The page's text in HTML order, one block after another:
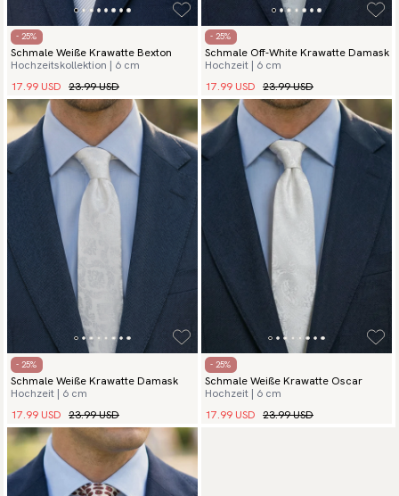
- 25%
Schmale Weiße Krawatte Bexton
Hochzeitskollektion | 6 cm
17.99 USD 23.99 USD
- 25%
Schmale Off-White Krawatte Damask
Hochzeit | 6 cm
17.99 USD 23.99 USD
- 25%
Schmale Weiße Krawatte Damask
Hochzeit | 6 cm
17.99 USD 23.99 USD
- 25%
Schmale Weiße Krawatte Oscar
Hochzeit | 6 cm
17.99 USD 23.99 USD